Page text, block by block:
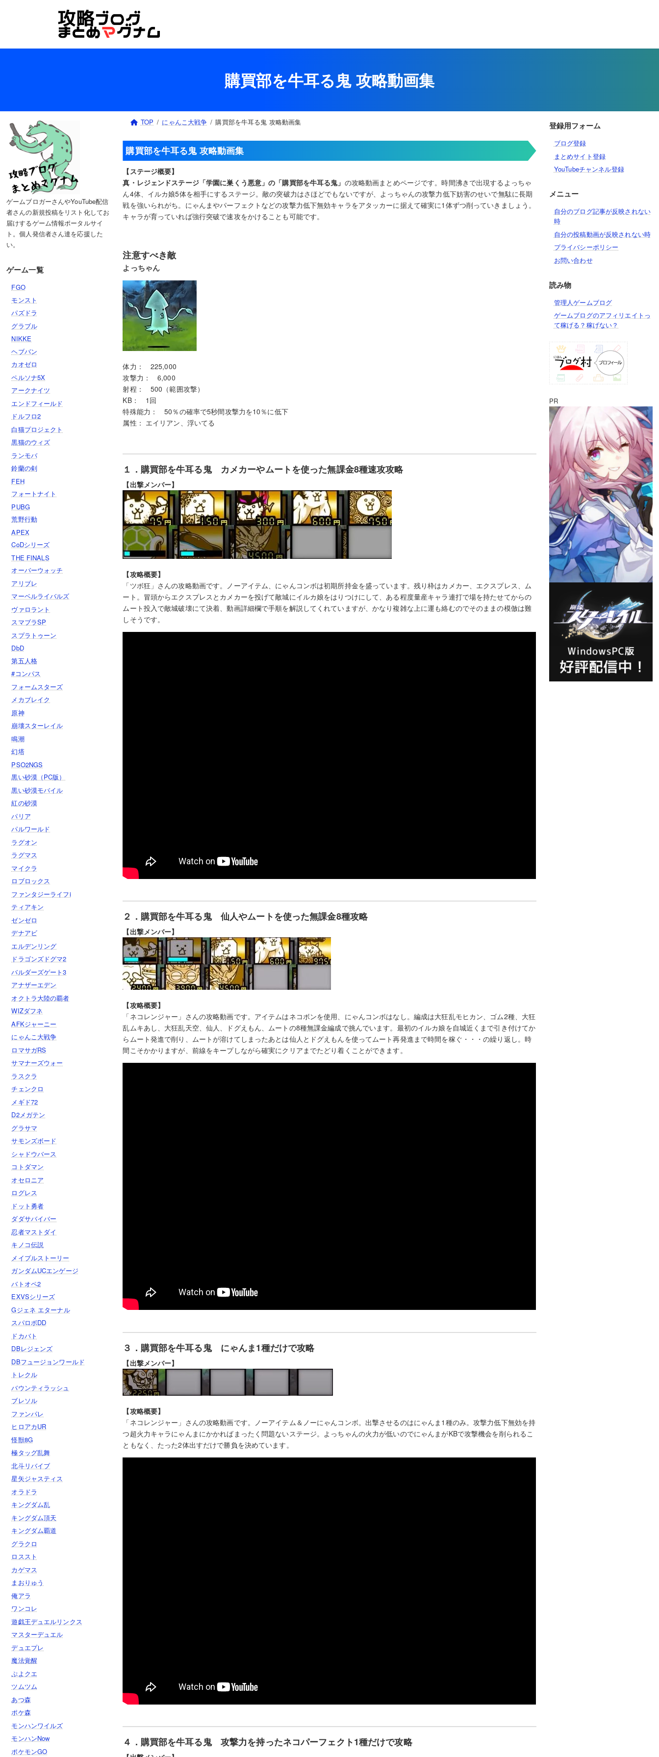
プ
動
購買部を牛耳る鬼 攻略動画集
ゲームブロガーさんやYouTube配信
者さんの新規投稿をリスト化してお
届けするゲーム情報ポータルサイ
ト。個人発信者さん達を応援した
い。
ゲーム一覧
FGO
モンスト
パズドラ
グラブル
NIKKE
ヘブバン
カオゼロ
ペルソナ5X
アークナイツ
エンドフィールド
ドルフロ2
白猫プロジェクト
黒猫のウィズ
ランモバ
鈴蘭の剣
FEH
フォートナイト
PUBG
荒野行動
APEX
CoDシリーズ
THE FINALS
オーバーウォッチ
アリブレ
マーベルライバルズ
ヴァロラント
スマブラSP
スプラトゥーン
DbD
第五人格
#コンパス
フォームスターズ
メカブレイク
原神
崩壊スターレイル
鳴潮
幻塔
PSO2NGS
黒い砂漠（PC版）
黒い砂漠モバイル
紅の砂漠
パリア
パルワールド
ラグオン
ラグマス
マイクラ
ロブロックス
ファンタジーライフi
ティアキン
ゼンゼロ
デナアビ
エルデンリング
ドラゴンズドグマ2
バルダーズゲート3
アナザーエデン
オクトラ大陸の覇者
WIZダフネ
AFKジャーニー
にゃんこ大戦争
ロマサガRS
サマナーズウォー
ラスクラ
チェンクロ
メギド72
D2メガテン
グラサマ
サモンズボード
シャドウバース
コトダマン
オセロニア
ログレス
ドット勇者
ダダサバイバー
忍者マストダイ
キノコ伝説
メイプルストーリー
ガンダムUCエンゲージ
バトオペ2
EXVSシリーズ
Gジェネ エターナル
スパロボDD
ドカバト
DBレジェンズ
DBフュージョンワールド
トレクル
バウンティラッシュ
ブレソル
ファンパレ
ヒロアカUR
怪獣8G
極タッグ乱舞
北斗リバイブ
星矢ジャスティス
オラドラ
キングダム乱
キングダム頂天
キングダム覇道
グラクロ
ロススト
カゲマス
まおりゅう
俺アラ
ワンコレ
遊戯王デュエルリンクス
マスターデュエル
デュエプレ
魔法覚醒
ぷよクエ
ツムツム
あつ森
ポケ森
モンハンワイルズ
モンハンNow
ポケモンGO
TOP にゃんこ大戦争 購買部を牛耳る鬼 攻略動画集
購買部を牛耳る鬼 攻略動画集
【ステージ概要】
真・レジェンドステージ「学園に巣くう悪意」の「購買部を牛耳る鬼」 の攻略動画まとめページです。時間沸きで出現するよっちゃ
ん4体、イルカ娘5体を相手にするステージ。敵の突破力はさほどでもないですが、よっちゃんの攻撃力低下妨害のせいで無駄に長期
戦を強いられがち。にゃんまやパーフェクトなどの攻撃力低下無効キャラをアタッカーに据えて確実に1体ずつ削っていきましょう。
キャラが育っていれば強行突破で速攻をかけることも可能です。
注意すべき敵
よっちゃん
体力： 225,000
攻撃力： 6,000
射程： 500（範囲攻撃）
KB： 1回
特殊能力： 50％の確率で5秒間攻撃力を10％に低下
属性： エイリアン、浮いてる
１．購買部を牛耳る鬼 カメカーやムートを使った無課金8種速攻攻略
【出撃メンバー】
【攻略概要】
「ツボ狂」さんの攻略動画です。ノーアイテム、にゃんコンボは初期所持金を盛っています。残り枠はカメカー、エクスプレス、ム
ート。冒頭からエクスプレスとカメカーを投げて敵城にイルカ娘をはりつけにして、ある程度量産キャラ連打で場を持たせてからの
ムート投入で敵城破壊にて決着、動画詳細欄で手順を解説してくれていますが、かなり複雑な上に運も絡むのでそのままの模倣は難
しそうです。
２．購買部を牛耳る鬼 仙人やムートを使った無課金8種攻略
【出撃メンバー】
【攻略概要】
「ネコレンジャー」さんの攻略動画です。アイテムはネコボンを使用、にゃんコンボはなし。編成は大狂乱モヒカン、ゴム2種、大狂
乱ムキあし、大狂乱天空、仙人、ドグえもん、ムートの8種無課金編成で挑んでいます。最初のイルカ娘を自城近くまで引き付けてか
らムート発進で削り、ムートが溶けてしまったあとは仙人とドグえもんを使ってムート再発進まで時間を稼ぐ・・・の繰り返し。時
間こそかかりますが、前線をキープしながら確実にクリアまでたどり着くことができます。
３．購買部を牛耳る鬼 にゃんま1種だけで攻略
【出撃メンバー】
【攻略概要】
「ネコレンジャー」さんの攻略動画です。ノーアイテム＆ノーにゃんコンボ。出撃させるのはにゃんま1種のみ。攻撃力低下無効を持
つ超火力キャラにゃんまにかかればまったく問題ないステージ。よっちゃんの火力が低いのでにゃんまがKBで攻撃機会を削られるこ
ともなく、たった2体出すだけで勝負を決めています。
４．購買部を牛耳る鬼 攻撃力を持ったネコパーフェクト1種だけで攻略
登録用フォーム
ブログ登録
まとめサイト登録
YouTubeチャンネル登録
メニュー
自分のブログ記事が反映されない
時
自分の投稿動画が反映されない時
プライバシーポリシー
お問い合わせ
読み物
管理人ゲームブログ
ゲームブログのアフィリエイトっ
て稼げる？稼げない？
PR